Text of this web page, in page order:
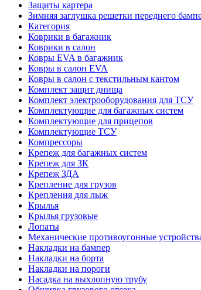
Защиты картера
Зимняя заглушка решетки переднего
Категория
Коврики в багажник
Коврики в салон
Ковры EVA в багажник
Ковры в салон EVA
Ковры в салон с текстильным кантом
Комплект защит днища
Комплект электрооборудования для ТСУ
Комплектующие для багажных систем
Комплектующие для прицепов
Комплектующие ТСУ
Компрессоры
Крепеж для багажных систем
Крепеж для ЗК
Крепеж ЗДА
Крепление для грузов
Крепления для лыж
Крылья
Крылья грузовые
Лопаты
Механические противоугонные
Накладки на бампер
Накладки на борта
Накладки на пороги
Насадка на выхлопную трубу